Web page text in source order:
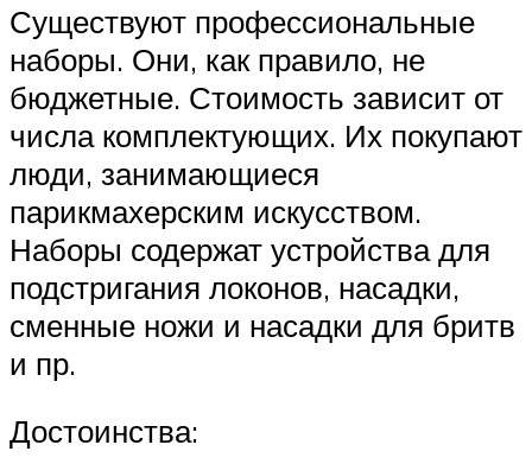
Существуют профессиональные
наборы. Они, как правило, не
бюджетные. Стоимость зависит от
числа комплектующих. Их покупают
люди, занимающиеся
парикмахерским искусством.
Наборы содержат устройства для
подстригания локонов, насадки,
сменные ножи и насадки для бритв
и пр.
Достоинства: